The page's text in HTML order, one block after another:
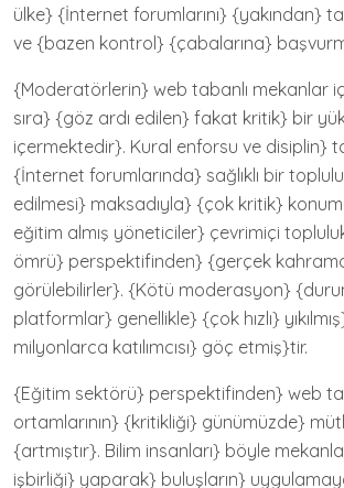
ülke} {İnternet forumlarını} {yakından}
ve {bazen kontrol} {çabalarına}
{Moderatörlerin} web tabanlı mekanlar
sıra} {göz ardı edilen} fakat kritik} bir
içermektedir}. Kural enforsu ve disiplin}
{İnternet forumlarında} sağlıklı bir
edilmesi} maksadıyla} {çok kritik}
eğitim almış yöneticiler} çevrimiçi
ömrü} perspektifinden} {gerçek
görülebilirler}. {Kötü moderasyon}
platformlar} genellikle} {çok hızlı}
milyonlarca katılımcısı} göç etmiş}tir.
{Eğitim sektörü} perspektifinden} web
ortamlarının} {kritikliği} günümüzde}
{artmıştır}. Bilim insanları} böyle
işbirliği} yaparak} buluşların}